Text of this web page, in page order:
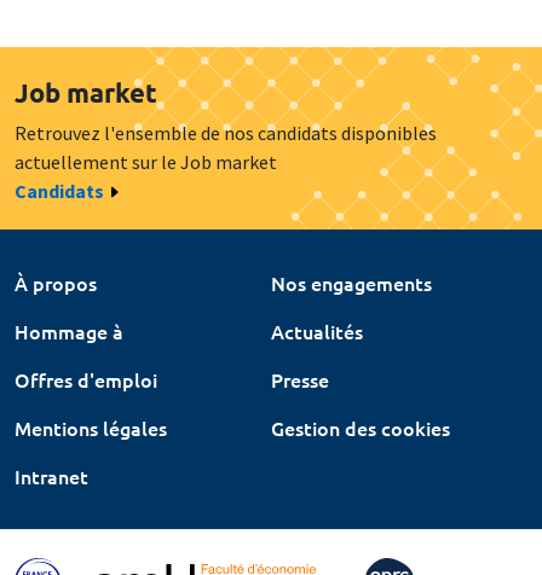
Job market
Retrouvez l'ensemble de nos candidats disponibles
actuellement sur le Job market
Candidats
À propos
Nos engagements
Hommage à
Actualités
Offres d'emploi
Presse
Mentions légales
Gestion des cookies
Intranet